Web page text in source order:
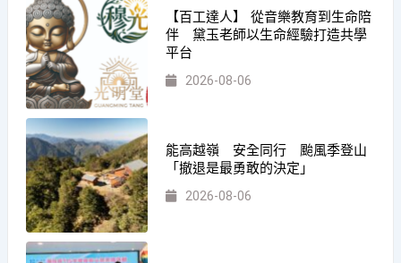
【百工達人】 從音樂教育到生命陪
伴 黛玉老師以生命經驗打造共學
平台
2026-08-06
能高越嶺 安全同行 颱風季登山
「撤退是最勇敢的決定」
2026-08-06